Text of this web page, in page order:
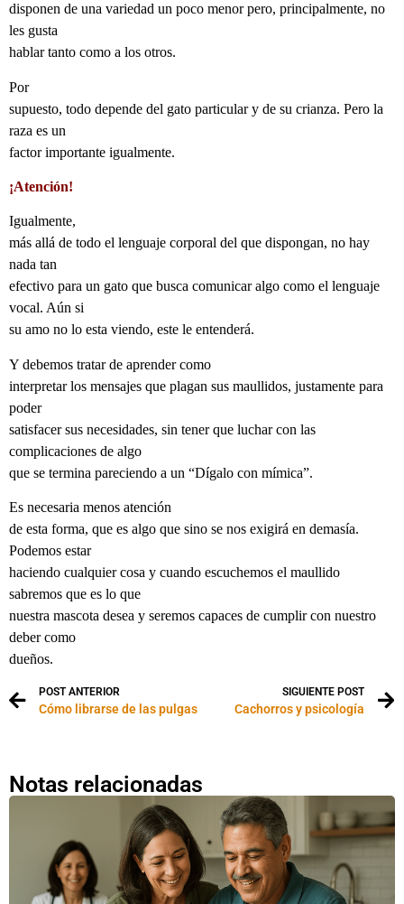
disponen de una variedad un poco menor pero, principalmente, no
les gusta
hablar tanto como a los otros.
Por
supuesto, todo depende del gato particular y de su crianza. Pero la
raza es un
factor importante igualmente.
¡Atención!
Igualmente,
más allá de todo el lenguaje corporal del que dispongan, no hay
nada tan
efectivo para un gato que busca comunicar algo como el lenguaje
vocal. Aún si
su amo no lo esta viendo, este le entenderá.
Y debemos tratar de aprender como
interpretar los mensajes que plagan sus maullidos, justamente para
poder
satisfacer sus necesidades, sin tener que luchar con las
complicaciones de algo
que se termina pareciendo a un “Dígalo con mímica”.
Es necesaria menos atención
de esta forma, que es algo que sino se nos exigirá en demasía.
Podemos estar
haciendo cualquier cosa y cuando escuchemos el maullido
sabremos que es lo que
nuestra mascota desea y seremos capaces de cumplir con nuestro
deber como
dueños.
POST ANTERIOR
Cómo librarse de las pulgas
SIGUIENTE POST
Cachorros y psicología
Notas relacionadas